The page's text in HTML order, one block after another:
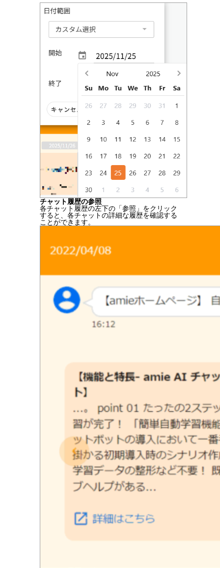
チャット履歴の参照
各チャット履歴の左下の「参照」をクリック
すると、各チャットの詳細な履歴を確認する
ことができます。